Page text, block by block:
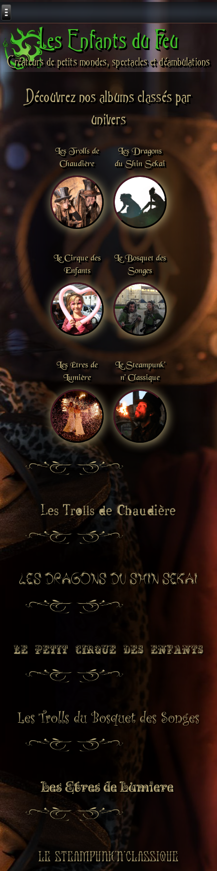
Les Enfants du Feu
Créateurs de petits mondes, spectacles et déambulations
Découvrez nos albums classés par
univers
Les Trolls de
Chaudière
Les Dragons
du Shin Sekai
Le Cirque des
Enfants
Le Bosquet des
Songes
Les Êtres de
Lumière
Le Steampunk'
n' Classique